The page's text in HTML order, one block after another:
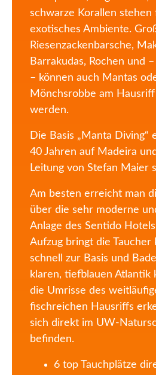
schwarze Korallen
exotisches Ambiente.
Riesenzackenbarsche,
Barrakudas, Rochen und
– können auch Mantas
Mönchsrobbe am
werden.
Die Basis „Manta
40 Jahren auf Madeira
Leitung von Stefan Maier
Am besten erreicht man
über die sehr moderne
Anlage des Sentido
Aufzug bringt die Taucher
schnell zur Basis und
klaren, tiefblauen Atlantik
die Umrisse des
fischreichen Hausriffs
sich direkt im UW-
befinden.
6 top Tauchplätze